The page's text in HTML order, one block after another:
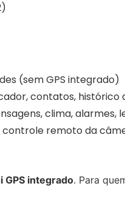
(sem GPS integrado)
contatos, histórico
clima,
remoto da
GPS integrado. Para